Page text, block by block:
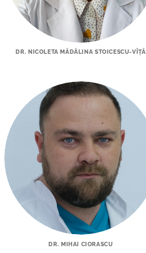
DR. NICOLETA MĂDĂLINA STOICESCU-VÎȚĂ
DR. MIHAI CIORASCU